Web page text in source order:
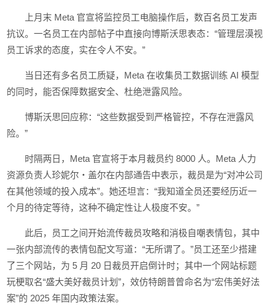
上月末 Meta 官宣将监控员工电脑操作后，数百名员工发声
抗议。一名员工在内部帖子中直接向博斯沃思表态：“管理层漠视
员工诉求的态度，实在令人不安。”
当日还有多名员工质疑，Meta 在收集员工数据训练 AI 模型
的同时，能否保障数据安全、杜绝泄露风险。
博斯沃思回应称：“这些数据受到严格管控，不存在泄露风
险。”
时隔两日，Meta 官宣将于本月裁员约 8000 人。Meta 人力
资源负责人珍妮尔・盖尔在内部通告中表示，裁员是为“对冲公司
在其他领域的投入成本”。她还坦言：“我知道全员还要经历近一
个月的待定等待，这种不确定性让人极度不安。”
此后，员工之间开始流传裁员攻略和消极自嘲表情包，其中
一张内部流传的表情包配文写道：“无所谓了。”员工还至少搭建
了三个网站，为 5 月 20 日裁员开启倒计时；其中一个网站标题
玩梗取名“盛大美好裁员计划”，效仿特朗普曾命名为“宏伟美好法
案”的 2025 年国内政策法案。